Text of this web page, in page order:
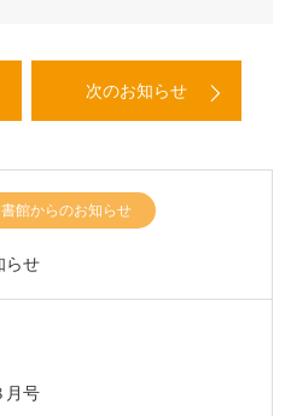
次のお知らせ
館からのお知らせ
らせ
月号